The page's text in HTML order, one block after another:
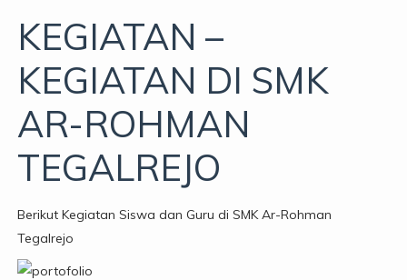
KEGIATAN –
KEGIATAN DI SMK
AR-ROHMAN
TEGALREJO
Berikut Kegiatan Siswa dan Guru di SMK Ar-Rohman
Tegalrejo